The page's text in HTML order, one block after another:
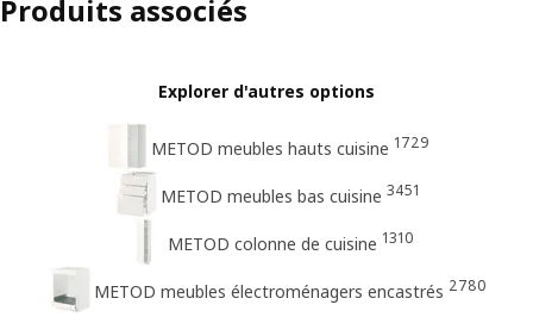
Produits associés
Explorer d'autres options
METOD meubles hauts cuisine 1729
METOD meubles bas cuisine 3451
METOD colonne de cuisine 1310
METOD meubles électroménagers encastrés 2780